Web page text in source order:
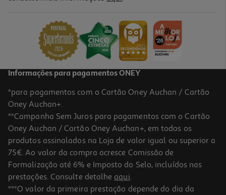
Cubos De Gelo Topbrands Reutilizáveis 20 Unidades
Cubos De Gelo Topbrands Reutilizáveis 15 Unidades
Informações para pagamentos ONEY
*para pagamentos com o Cartão Oney Auchan / Cartão
Oney Auchan+.
**Campanha Sem Juros para pagamentos com o Cartão
Oney Auchan / Cartão Oney Auchan+, em todos os
produtos assinalados na Loja de valor igual ou superior a
75€. Ao valor da compra acresce Comissão de
Formalização até 6% e Imposto do Selo, incluídos nas
prestações. Consulte detalhe aqui.
***O valor da primeira prestação depende do dia da